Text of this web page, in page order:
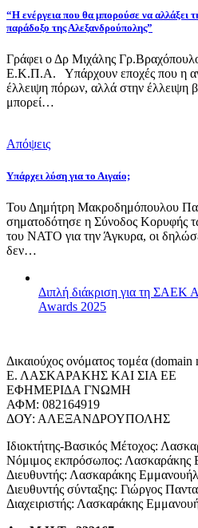
“Η ενέργεια που θα μπορούσε να αλλάξει
παράδοξο της Αλεξανδρούπολης”
Γράφει ο Δρ Μιχάλης
Ε.Κ.Π.Α. Υπάρχουν εποχές που η
έλλειψη πόρων, αλλά στην έλλειψη
μπορεί…
Απόψεις
Υπάρχει λύση για το Αιγαίο;
Του Δημήτρη Μακροδημόπουλου
σηματοδότησε η Σύνοδος Κορυφής
του ΝΑΤΟ για την Άγκυρα, οι
δεν…
Διπλή διάκριση για τη
Awards 2025
Δικαιούχος ονόματος τομέα (domain
Ε. ΛΑΣΚΑΡΑΚΗΣ ΚΑΙ ΣΙΑ ΕΕ
ΕΦΗΜΕΡΙΔΑ ΓΝΩΜΗ
ΑΦΜ: 082164919
ΔΟΥ: ΑΛΕΞΑΝΔΡΟΥΠΟΛΗΣ
Ιδιοκτήτης-Βασικός Μέτοχος:
Νόμιμος εκπρόσωπος: Λασκαράκης
Διευθυντής: Λασκαράκης Εμμανουήλ
Διευθυντής σύνταξης: Γιώργος
Διαχειριστής: Λασκαράκης